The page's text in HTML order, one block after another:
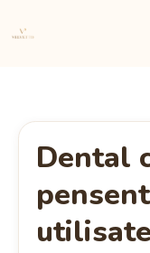
au
Dental